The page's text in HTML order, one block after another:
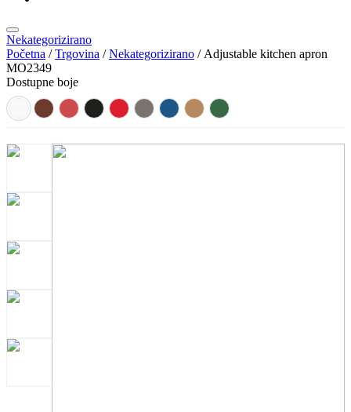
Nekategorizirano
Početna /Trgovina /Nekategorizirano / Adjustable kitchen apron
MO2349
Dostupne boje